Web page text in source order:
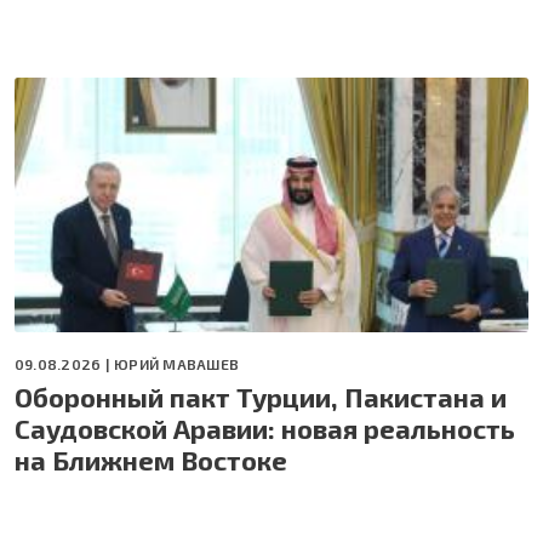
09.08.2026 | ЮРИЙ МАВАШЕВ
Оборонный пакт Турции, Пакистана и
Саудовской Аравии: новая реальность
на Ближнем Востоке